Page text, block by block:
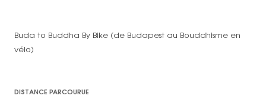
Buda to Buddha By Bike (de Budapest au Bouddhisme en
vélo)
DISTANCE PARCOURUE